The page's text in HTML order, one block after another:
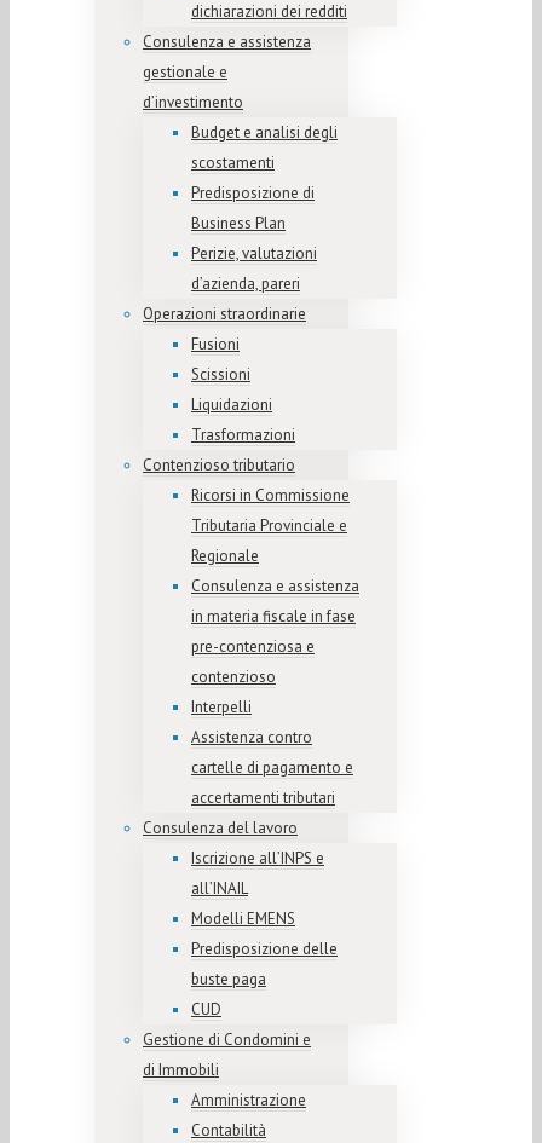
dichiarazioni dei redditi
Consulenza e assistenza
gestionale e
d’investimento
Budget e analisi degli
scostamenti
Predisposizione di
Business Plan
Perizie, valutazioni
d’azienda, pareri
Operazioni straordinarie
Fusioni
Scissioni
Liquidazioni
Trasformazioni
Contenzioso tributario
Ricorsi in Commissione
Tributaria Provinciale e
Regionale
Consulenza e assistenza
in materia fiscale in fase
pre-contenziosa e
contenzioso
Interpelli
Assistenza contro
cartelle di pagamento e
accertamenti tributari
Consulenza del lavoro
Iscrizione all’INPS e
all’INAIL
Modelli EMENS
Predisposizione delle
buste paga
CUD
Gestione di Condomini e
di Immobili
Amministrazione
Contabilità